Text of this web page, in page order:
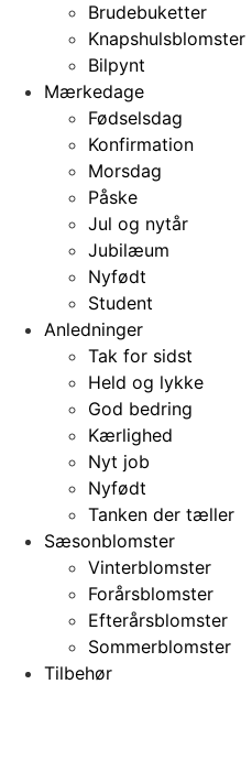
Brudebuketter
Knapshulsblomster
Bilpynt
Mærkedage
Fødselsdag
Konfirmation
Morsdag
Påske
Jul og nytår
Jubilæum
Nyfødt
Student
Anledninger
Tak for sidst
Held og lykke
God bedring
Kærlighed
Nyt job
Nyfødt
Tanken der tæller
Sæsonblomster
Vinterblomster
Forårsblomster
Efterårsblomster
Sommerblomster
Tilbehør